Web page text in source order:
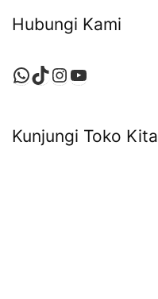
Hubungi Kami
WhatsApp
TikTok
Instagram
YouTube
Kunjungi Toko Kita